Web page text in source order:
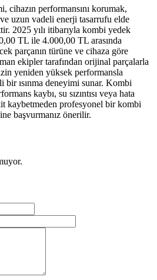
cihazın performansını korumak,
uzun vadeli enerji tasarrufu elde
2025 yılı itibarıyla kombi yedek
TL ile 4.000,00 TL arasında
parçanın türüne ve cihaza göre
ekipler tarafından orijinal parçalarla
yeniden yüksek performansla
bir ısınma deneyimi sunar. Kombi
kaybı, su sızıntısı veya hata
kaybetmeden profesyonel bir kombi
başvurmanız önerilir.